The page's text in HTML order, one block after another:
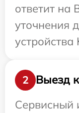
ответит на
уточнения
устройства
2
Выезд
Сервисный